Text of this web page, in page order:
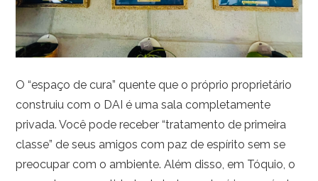
O “espaço de cura” quente que o próprio proprietário
construiu com o DAI é uma sala completamente
privada. Você pode receber “tratamento de primeira
classe” de seus amigos com paz de espírito sem se
preocupar com o ambiente. Além disso, em Tóquio, o